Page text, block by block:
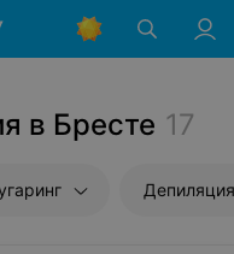
в Бресте 17